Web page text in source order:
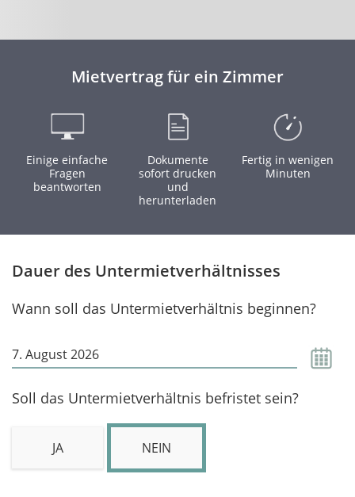
Mietvertrag für ein Zimmer
Einige einfache
Fragen
beantworten
Dokumente
sofort drucken
und
herunterladen
Fertig in wenigen
Minuten
Dauer des Untermietverhältnisses
Wann soll das Untermietverhältnis beginnen?
Soll das Untermietverhältnis befristet sein?
JA NEIN